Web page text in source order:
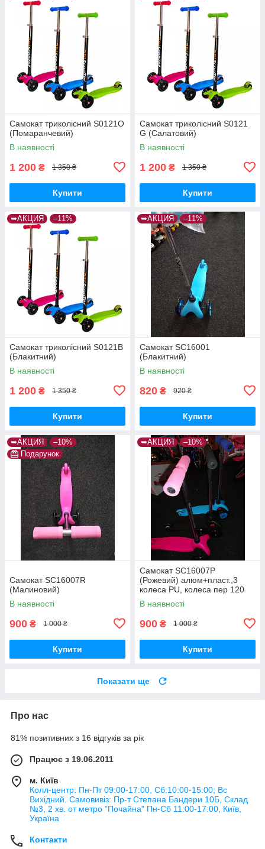
Самокат триколісний S0121O
(Помаранчевий)
В наявності
1 200 ₴ 1 350 ₴
Купити
Самокат триколісний S0121
G (Салатовий)
В наявності
1 200 ₴ 1 350 ₴
Купити
➥АКЦИЯ –11%
Самокат триколісний S0121B
(Блакитний)
В наявності
1 200 ₴ 1 350 ₴
Купити
➥АКЦИЯ –11%
Самокат SC16001
(Блакитний)
В наявності
820 ₴ 920 ₴
Купити
➥АКЦИЯ
–10%
Подарунок
Самокат SC16007R
(Малиновий)
В наявності
900 ₴ 1 000 ₴
Купити
➥АКЦИЯ –10%
Самокат SC16007P
(Рожевий) алюм+пласт.,3
колеса PU, колеса пер 120
мм задн 76 мм
В наявності
900 ₴ 1 000 ₴
Купити
Показати ще
Про нас
81% позитивних з 16 відгуків за рік
Працює з 19.06.2011
м. Київ
Колл-центр: Пн-Пт 09:00-17:00, Сб:10:00-15:00; Вс
Вихідний. Самовивіз: Пр-т Степана Бандери 10Б, Склад
№3, 2 хв. от метро "Почайна" Пн-Cб 11:00-17:00, Київ,
Україна
Контакти